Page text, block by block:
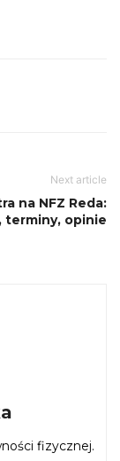
Next article
na NFZ Reda:
terminy, opinie
fizycznej.